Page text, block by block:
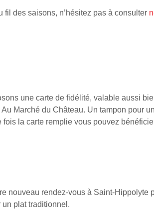
des saisons, n’hésitez pas à consulter
une carte de fidélité, valable aussi
Au Marché du Château. Un tampon pour
fois la carte remplie vous pouvez
nouveau rendez-vous à Saint-Hippolyte
un plat traditionnel.